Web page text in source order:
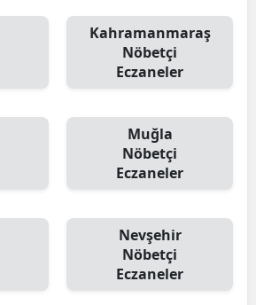
Kahramanmaraş
Nöbetçi
Eczaneler
Muğla
Nöbetçi
Eczaneler
Nevşehir
Nöbetçi
Eczaneler